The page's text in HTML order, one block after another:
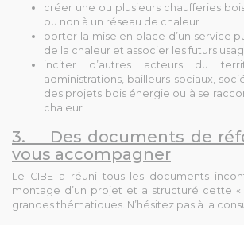
créer une ou plusieurs chaufferies
ou non à un réseau de chaleur
porter la mise en place d’un service
de la chaleur et associer les futurs
inciter d’autres acteurs du
administrations, bailleurs sociaux,
des projets bois énergie ou à se
chaleur
3. Des documents de
vous accompagner
Le CIBE a réuni tous les documents
montage d’un projet et a structuré cette
grandes thématiques. N’hésitez pas à la